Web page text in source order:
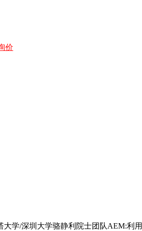
价
大学/深圳大学骆静利院士团队AEM:利